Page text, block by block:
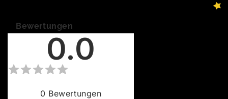
Bewertungen
0.0
0 Bewertungen